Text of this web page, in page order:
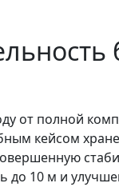
от полной
кейсом
до 10 м и